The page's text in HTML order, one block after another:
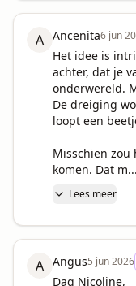
A Ancenita6 jun
Het idee is
achter, dat je
onderwereld.
De dreiging
loopt een
Misschien
komen. Dat m...
Lees meer
A Angus5 jun 2026
Dag Nicoline,